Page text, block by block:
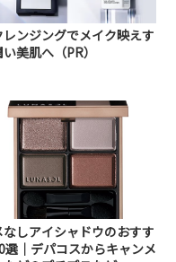
レンジングでメイク映えす
美肌へ（PR）
なしアイシャドウのおすす
選｜デパコスからキャンメ